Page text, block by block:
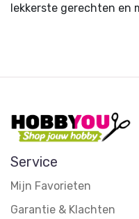
lekkerste gerechten en
Service
Mijn Favorieten
Garantie & Klachten